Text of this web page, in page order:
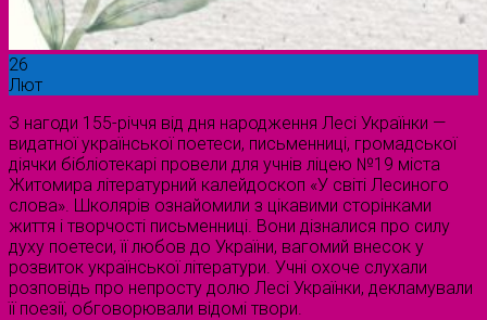
26
Лют
З нагоди 155-річчя від дня народження Лесі Українки —
видатної української поетеси, письменниці, громадської
діячки бібліотекарі провели для учнів ліцею №19 міста
Житомира літературний калейдоскоп «У світі Лесиного
слова». Школярів ознайомили з цікавими сторінками
життя і творчості письменниці. Вони дізналися про силу
духу поетеси, її любов до України, вагомий внесок у
розвиток української літератури. Учні охоче слухали
розповідь про непросту долю Лесі Українки, декламували
її поезії, обговорювали відомі твори.